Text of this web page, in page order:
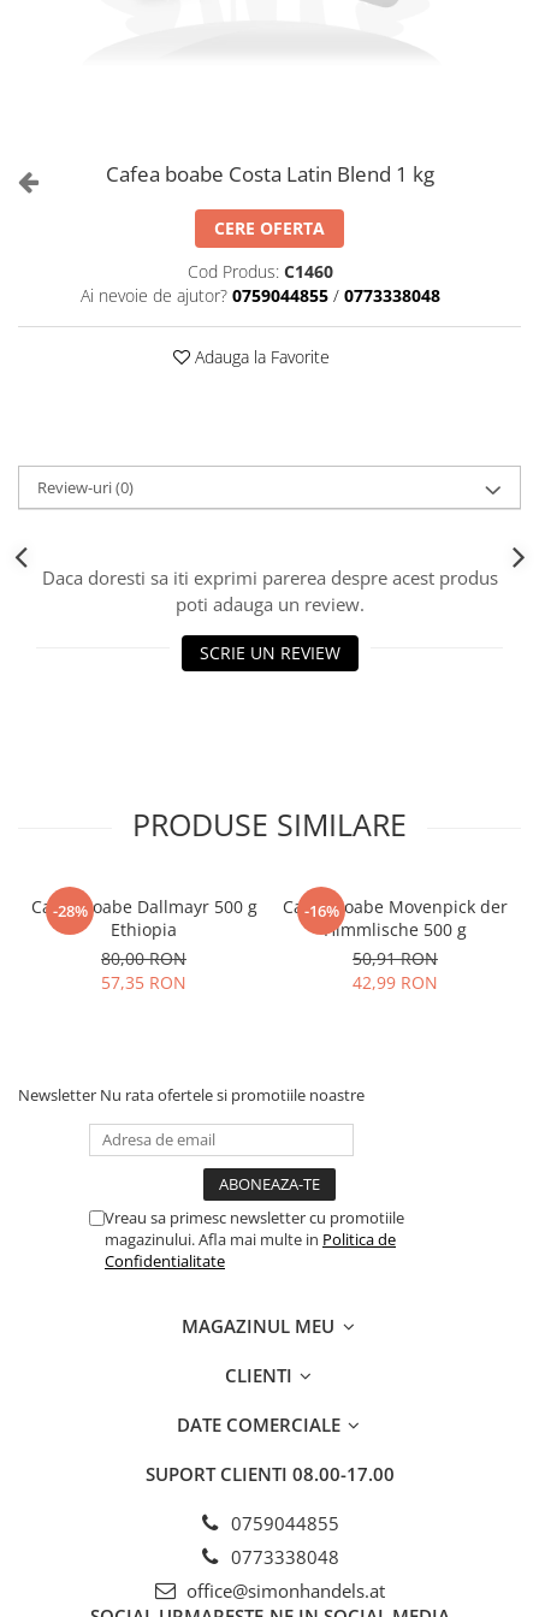
Cafea boabe Costa Latin Blend 1 kg
CERE OFERTA
Cod Produs: C1460
Ai nevoie de ajutor? 0759044855 / 0773338048
Adauga la Favorite
Review-uri(0)
Daca doresti sa iti exprimi parerea despre acest produs
poti adauga un review.
SCRIE UN REVIEW
PRODUSE SIMILARE
-28%
Cafea boabe Dallmayr 500 g
Ethiopia
80,00 RON
57,35 RON
-16%
Cafea boabe Movenpick der
Himmlische 500 g
50,91 RON
42,99 RON
Newsletter Nu rata ofertele si promotiile noastre
Vreau sa primesc newsletter cu promotiile
magazinului. Afla mai multe in Politica de
Confidentialitate
MAGAZINUL MEU
CLIENTI
DATE COMERCIALE
SUPORT CLIENTI 08.00-17.00
0759044855
0773338048
office@simonhandels.at